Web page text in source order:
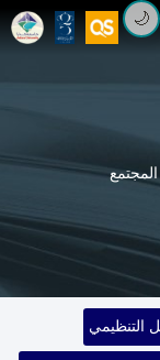
🌙
التنظيمي